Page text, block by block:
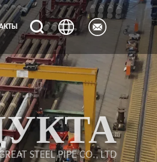
STEEL PIPE CO., LTD